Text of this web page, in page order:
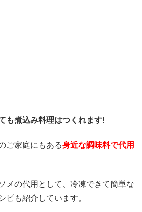
も煮込み料理はつくれます!
ご家庭にもある身近な調味料で代用
メの代用として、 冷凍できて簡単な
ピも紹介しています。